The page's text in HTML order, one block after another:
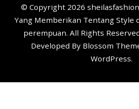
© Copyright 2026
Yang Memberikan Tentang Style
perempuan. All Rights
Developed By Blossom
WordPress.